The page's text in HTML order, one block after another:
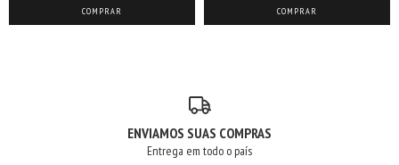
COMPRAR COMPRAR
ENVIAMOS SUAS COMPRAS
Entrega em todo o país